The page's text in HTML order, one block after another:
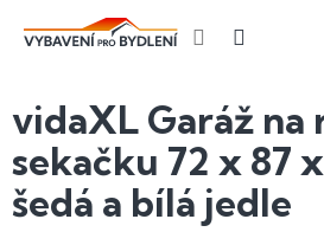
vidaXL Garáž
sekačku 72 x 87
šedá a bílá jedle